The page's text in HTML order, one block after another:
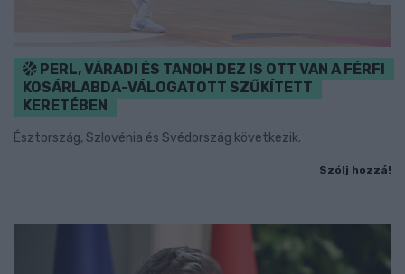
PERL, VÁRADI ÉS TANOH DEZ IS OTT VAN A FÉRFI
KOSÁRLABDA-VÁLOGATOTT SZŰKÍTETT
KERETÉBEN
Észtország, Szlovénia és Svédország következik.
Szólj hozzá!